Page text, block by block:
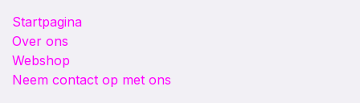
Startpagina
Over ons
Webshop
Neem contact op met ons